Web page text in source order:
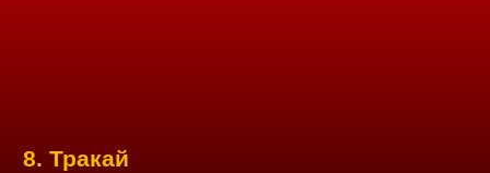
8. Тракай